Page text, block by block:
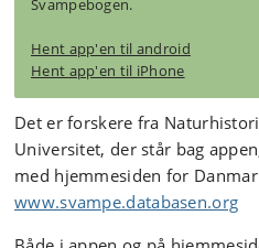
Svampebogen.
Hent app'en til android
Hent app'en til iPhone
Det er forskere fra
Universitet, der står bag
med hjemmesiden for
www.svampe.databasen.org